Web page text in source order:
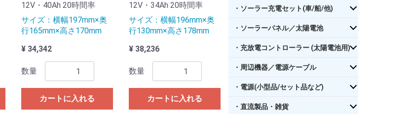
12V・40Ah 20時間率
サイズ：横幅197mm×奥
行165mm×高さ170mm
¥ 34,342
数量
カートに入れる
12V・34Ah 20時間率
サイズ：横幅196mm×奥
行130mm×高さ178mm
¥ 38,236
数量
カートに入れる
・ソーラー充電セット(車/船/他)
・ソーラーパネル／太陽電池
・充放電コントローラー (太陽電池用)
・周辺機器／電源ケーブル
・電源(小型品/セット品など)
・直流製品・雑貨